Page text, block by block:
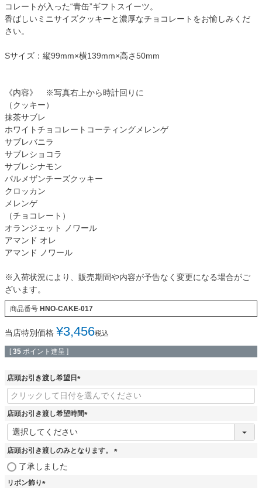
コレートが入った“青缶”ギフトスイーツ。
香ばしいミニサイズクッキーと濃厚なチョコレートをお愉しみくだ
さい。
Sサイズ：縦99mm×横139mm×高さ50mm
《内容》 ※写真右上から時計回りに
（クッキー）
抹茶サブレ
ホワイトチョコレートコーティングメレンゲ
サブレバニラ
サブレショコラ
サブレシナモン
パルメザンチーズクッキー
クロッカン
メレンゲ
（チョコレート）
オランジェット ノワール
アマンド オレ
アマンド ノワール
※入荷状況により、販売期間や内容が予告なく変更になる場合がご
ざいます。
商品番号 HNO-CAKE-017
当店特別価格 ¥3,456税込
[ 35 ポイント進呈 ]
店頭お引き渡し希望日
(
必
須
)
店頭お引き渡し希望時間
(
須
店頭お引き渡しのみとなります。
了承しました
リボン飾り